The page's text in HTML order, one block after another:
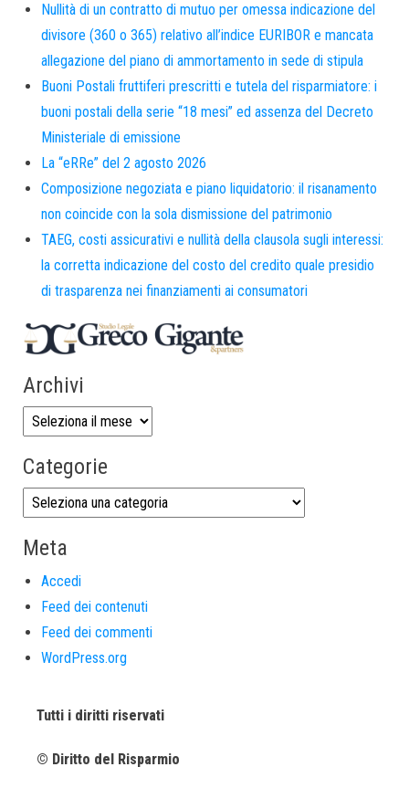
Nullità di un contratto di mutuo per omessa indicazione del
divisore (360 o 365) relativo all’indice EURIBOR e mancata
allegazione del piano di ammortamento in sede di stipula
Buoni Postali fruttiferi prescritti e tutela del risparmiatore: i
buoni postali della serie “18 mesi” ed assenza del Decreto
Ministeriale di emissione
La “eRRe” del 2 agosto 2026
Composizione negoziata e piano liquidatorio: il risanamento
non coincide con la sola dismissione del patrimonio
TAEG, costi assicurativi e nullità della clausola sugli interessi:
la corretta indicazione del costo del credito quale presidio
di trasparenza nei finanziamenti ai consumatori
Archivi
Categorie
Meta
Accedi
Feed dei contenuti
Feed dei commenti
WordPress.org
Tutti i diritti riservati
© Diritto del Risparmio